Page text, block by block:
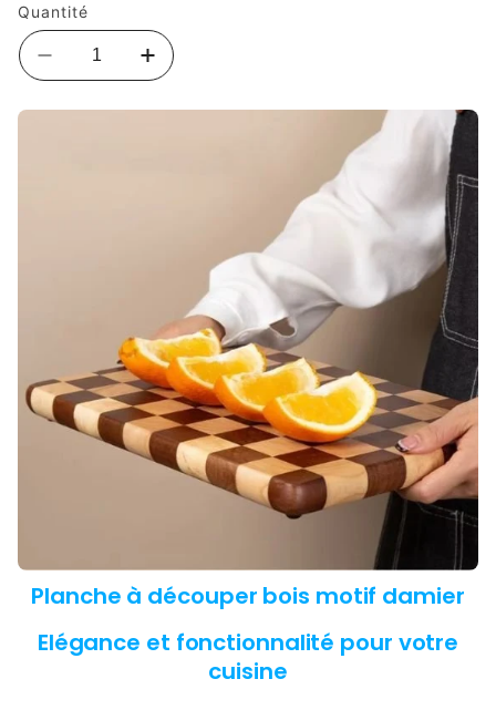
Quantité
Réduire
la
quantité
Durable™
Augmenter
la
quantité
Damier
Élégance
Durable™
Planche à découper bois motif damier
Elégance et fonctionnalité pour votre
cuisine